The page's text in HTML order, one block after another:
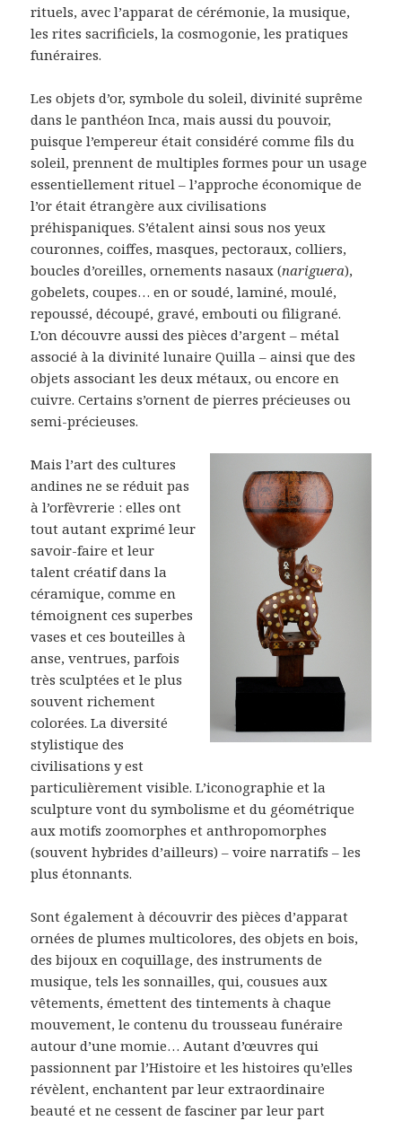
rituels, avec l’apparat de cérémonie, la musique,
les rites sacrificiels, la cosmogonie, les pratiques
funéraires.
Les objets d’or, symbole du soleil, divinité suprême
dans le panthéon Inca, mais aussi du pouvoir,
puisque l’empereur était considéré comme fils du
soleil, prennent de multiples formes pour un usage
essentiellement rituel – l’approche économique de
l’or était étrangère aux civilisations
préhispaniques. S’étalent ainsi sous nos yeux
couronnes, coiffes, masques, pectoraux, colliers,
boucles d’oreilles, ornements nasaux (nariguera),
gobelets, coupes… en or soudé, laminé, moulé,
repoussé, découpé, gravé, embouti ou filigrané.
L’on découvre aussi des pièces d’argent – métal
associé à la divinité lunaire Quilla – ainsi que des
objets associant les deux métaux, ou encore en
cuivre. Certains s’ornent de pierres précieuses ou
semi-précieuses.
Mais l’art des cultures
andines ne se réduit pas
à l’orfèvrerie : elles ont
tout autant exprimé leur
savoir-faire et leur
talent créatif dans la
céramique, comme en
témoignent ces superbes
vases et ces bouteilles à
anse, ventrues, parfois
très sculptées et le plus
souvent richement
colorées. La diversité
stylistique des
civilisations y est
particulièrement visible. L’iconographie et la
sculpture vont du symbolisme et du géométrique
aux motifs zoomorphes et anthropomorphes
(souvent hybrides d’ailleurs) – voire narratifs – les
plus étonnants.
Sont également à découvrir des pièces d’apparat
ornées de plumes multicolores, des objets en bois,
des bijoux en coquillage, des instruments de
musique, tels les sonnailles, qui, cousues aux
vêtements, émettent des tintements à chaque
mouvement, le contenu du trousseau funéraire
autour d’une momie… Autant d’œuvres qui
passionnent par l’Histoire et les histoires qu’elles
révèlent, enchantent par leur extraordinaire
beauté et ne cessent de fasciner par leur part